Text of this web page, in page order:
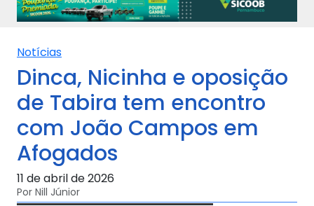
Notícias
Dinca, Nicinha e oposição
de Tabira tem encontro
com João Campos em
Afogados
11 de abril de 2026
Por Nill Júnior